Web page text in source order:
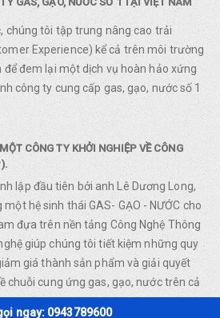
chúng tôi tập trung nâng cao trải
Experience) kể cả trên môi trường
đem lại một dịch vụ hoàn hảo xứng
công ty cung cấp gas, gạo, nước số 1
CÔNG TY KHỞI NGHIỆP VỀ CÔNG
lập đầu tiên bởi anh Lê Dương Long,
hệ sinh thái GAS- GẠO - NƯỚC cho
đựa trên nền tảng Công Nghệ Thông
giúp chúng tôi tiết kiệm những quy
giá thành sản phẩm và giải quyết
chuỗi cung ứng gas, gạo, nước trên cả
ngay: 0943789600